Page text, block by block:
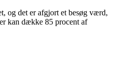
og det er afgjort et besøg værd,
kan dække 85 procent af